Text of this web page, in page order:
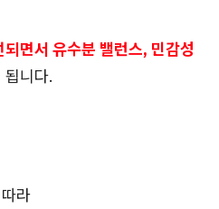
면서 유수분 밸런스, 민감성
됩니다.
라